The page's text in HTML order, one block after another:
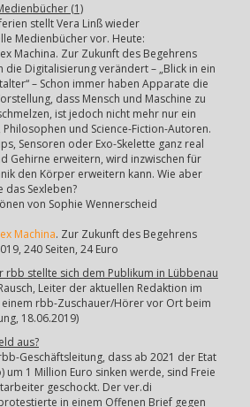
(1)
stellt Vera Linß wieder
Medienbücher vor. Heute:
Machina. Zur Zukunft des Begehrens
die Digitalisierung verändert – „Blick in ein
– Schon immer haben Apparate die
dass Mensch und Maschine zu
ist jedoch nicht mehr nur ein
und Science-Fiction-Autoren.
Sensoren oder Exo-Skelette ganz real
Gehirne erweitern, wird inzwischen für
den Körper erweitern kann. Wie aber
das Sexleben?
von Sophie Wennerscheid
Machina. Zur Zukunft des Begehrens
240 Seiten, 24 Euro
rbb stellte sich dem Publikum in Lübbenau
Leiter der aktuellen Redaktion im
rbb-Zuschauer/Hörer vor Ort beim
18.06.2019)
aus?
Geschäftsleitung, dass ab 2021 der Etat
um 1 Million Euro sinken werde, sind Freie
geschockt. Der ver.di
in einem Offenen Brief gegen